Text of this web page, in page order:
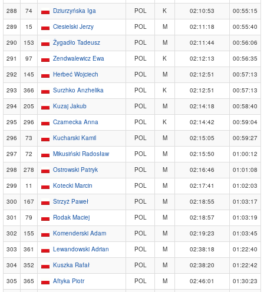
288
74 Dziurzyńska Iga POL K 02:10:53
00:55:15
289
15 Ciesielski Jerzy POL M 02:11:18
00:55:40
290
153 Żygadło Tadeusz POL M 02:11:44
00:56:06
291
97 Zendwalewicz Ewa POL K 02:12:13
00:56:35
292
145 Herbeć Wojciech POL M 02:12:51
00:57:13
293
366 Surzhko Anzhelika POL K 02:12:51
00:57:13
294
205 Kuzaj Jakub POL M 02:14:18
00:58:40
295
296 Czarnecka Anna POL K 02:14:42
00:59:04
296
73 Kucharski Kamil POL M 02:15:05
00:59:27
297
72 Mikusiński Radosław POL M 02:15:50
01:00:12
298
278 Ostrowski Patryk POL M 02:16:46
01:01:08
299
11 Kotecki Marcin POL M 02:17:41
01:02:03
300
167 Strzyż Paweł POL M 02:18:55
01:03:17
301
79 Rodak Maciej POL M 02:18:57
01:03:19
302
155 Komenderski Adam POL M 02:19:23
01:03:45
303
361 Lewandowski Adrian POL M 02:38:18
01:22:40
304
352 Kuszka Rafał POL M 02:38:20
01:22:42
305
365 Aftyka Piotr POL M 02:46:01 01:30:23